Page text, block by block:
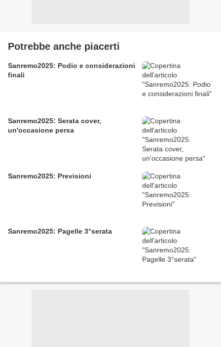
Potrebbe anche piacerti
Sanremo2025: Podio e considerazioni
finali
Sanremo2025: Serata cover,
un'occasione persa
Sanremo2025: Previsioni
Sanremo2025: Pagelle 3°serata